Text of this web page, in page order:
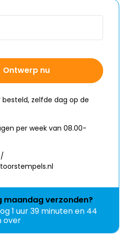
Ontwerp nu
besteld, zelfde dag op de
per week van 08.00-
maandagverzonden?
1 uur 39 minuten en 44
over